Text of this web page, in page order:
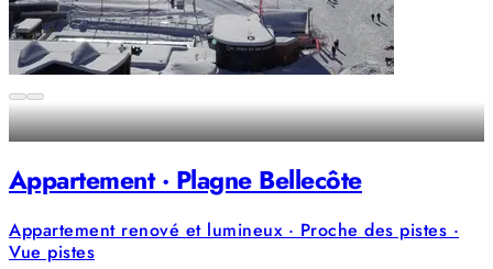
Appartement · Plagne Bellecôte
Appartement renové et lumineux · Proche des pistes ·
Vue pistes